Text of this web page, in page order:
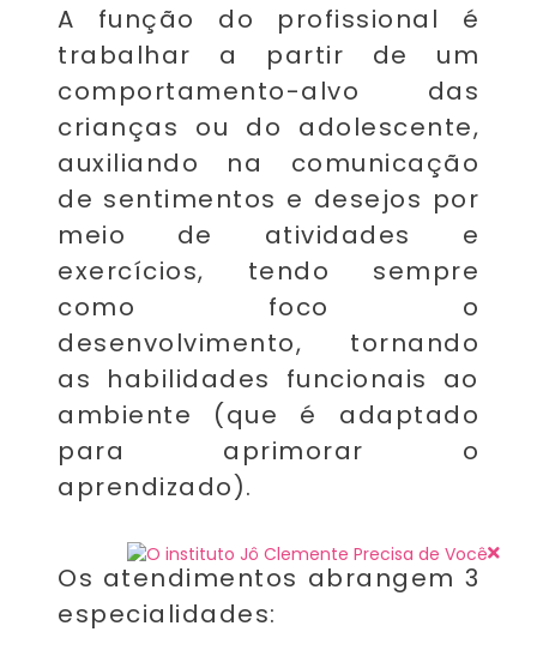
A função do profissional é
trabalhar a partir de um
comportamento-alvo das
crianças ou do adolescente,
auxiliando na comunicação
de sentimentos e desejos por
meio de atividades e
exercícios, tendo sempre
como foco o
desenvolvimento, tornando
as habilidades funcionais ao
ambiente (que é adaptado
para aprimorar o
aprendizado).
Os atendimentos abrangem 3
especialidades: